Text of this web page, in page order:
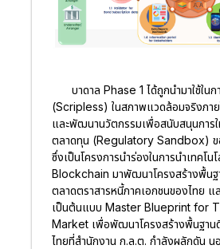
บาดาล Phase 1 ได้ถูกนำมาใช้ใน
(Scripless) ในสภาพแวดล้อมจริงภาย
และพัฒนานวัตกรรมเพื่อสนับสนุนการใ
ตลาดทุน (Regulatory Sandbox) ข
ซึ่งเป็นโครงการนำร่องในการนำเทคโน
Blockchain มาพัฒนาโครงสร้างพื้นฐ
ตลาดตราสารหนี้ภาคเอกชนของไทย แล
เป็นต้นแบบ Master Blueprint for
Market เพื่อพัฒนาโครงสร้างพื้นฐาน
ไทยที่สำนักงาน ก.ล.ต. กำลังผลักดัน น